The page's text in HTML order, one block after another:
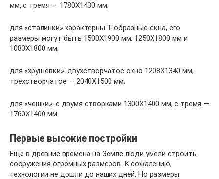
мм, с тремя — 1780Х1430 мм;
для «сталинки» характерны Т-образные окна, его
размеры могут быть 1500Х1900 мм, 1250Х1800 мм и
1080Х1800 мм;
для «хрущевки»: двухстворчатое окно 1208Х1340 мм,
трехстворчатое — 2040Х1500 мм;
для «чешки»: с двумя створками 1300Х1400 мм, с тремя —
1760Х1400 мм.
Первые высокие постройки
Еще в древние времена на Земле люди умели строить
сооружения огромных размеров. К сожалению,
технологии не дошли до наших дней. Но размеры